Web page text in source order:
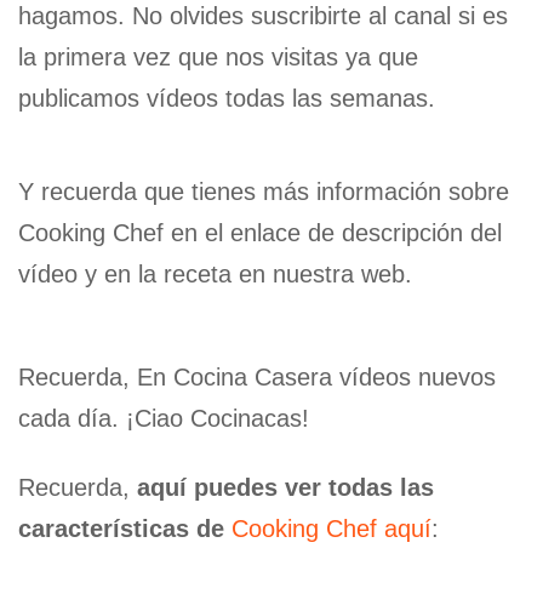
hagamos. No olvides suscribirte al canal si es
la primera vez que nos visitas ya que
publicamos vídeos todas las semanas.
Y recuerda que tienes más información sobre
Cooking Chef en el enlace de descripción del
vídeo y en la receta en nuestra web.
Recuerda, En Cocina Casera vídeos nuevos
cada día. ¡Ciao Cocinacas!
Recuerda, aquí puedes ver todas las
características de Cooking Chef aquí: